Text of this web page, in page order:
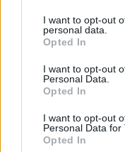
I want to opt-out
personal data.
Opted In
I want to opt-out
Personal Data.
Opted In
I want to opt-out
Personal Data for
Opted In
που δεν
Παράλληλα, η
οπτικές οδηγεί
υπερβολικός.
φταίω κι εγώ.